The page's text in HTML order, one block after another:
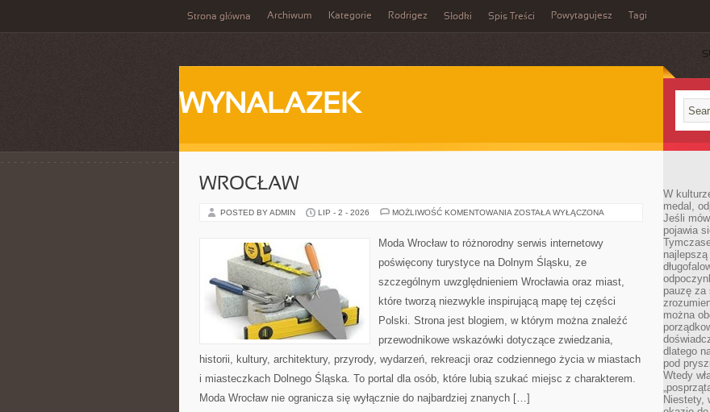
Strona główna Archiwum Kategorie Rodrigez Słodki Spis Treści Powytagujesz Tagi
WYNALAZEK
WROCŁAW
POSTED BY ADMIN LIP - 2 - 2026 MOŻLIWOŚĆ KOMENTOWANIA WROCŁAW
ZOSTAŁA WYŁĄCZONA
Moda Wrocław to różnorodny serwis internetowy
poświęcony turystyce na Dolnym Śląsku, ze
szczególnym uwzględnieniem Wrocławia oraz miast,
które tworzą niezwykle inspirującą mapę tej części
Polski. Strona jest blogiem, w którym można znaleźć
przewodnikowe wskazówki dotyczące zwiedzania,
historii, kultury, architektury, przyrody, wydarzeń, rekreacji oraz codziennego życia w miastach
i miasteczkach Dolnego Śląska. To portal dla osób, które lubią szukać miejsc z charakterem.
Moda Wrocław nie ogranicza się wyłącznie do najbardziej znanych […]
W
medal,
Jeśli
pojawia
pauzę
można
dlatego
pod
Wtedy
Niestety,